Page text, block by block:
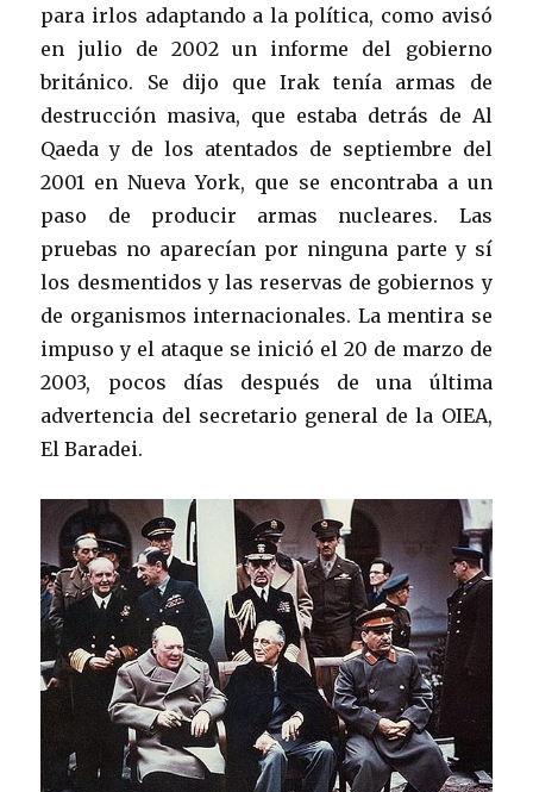
para irlos adaptando a la política, como avisó
en julio de 2002 un informe del gobierno
británico. Se dijo que Irak tenía armas de
destrucción masiva, que estaba detrás de Al
Qaeda y de los atentados de septiembre del
2001 en Nueva York, que se encontraba a un
paso de producir armas nucleares. Las
pruebas no aparecían por ninguna parte y sí
los desmentidos y las reservas de gobiernos y
de organismos internacionales. La mentira se
impuso y el ataque se inició el 20 de marzo de
2003, pocos días después de una última
advertencia del secretario general de la OIEA,
El Baradei.